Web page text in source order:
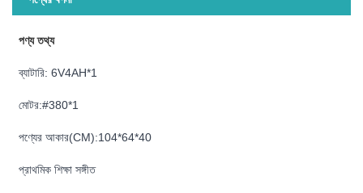
পণ্য তথ্য
ব্যাটারি: 6V4AH*1
মোটর:#380*1
পণ্যের আকার(CM):104*64*40
প্রাথমিক শিক্ষা সঙ্গীত